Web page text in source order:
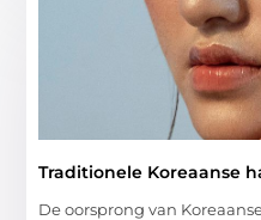
Traditionele Koreaanse
De oorsprong van